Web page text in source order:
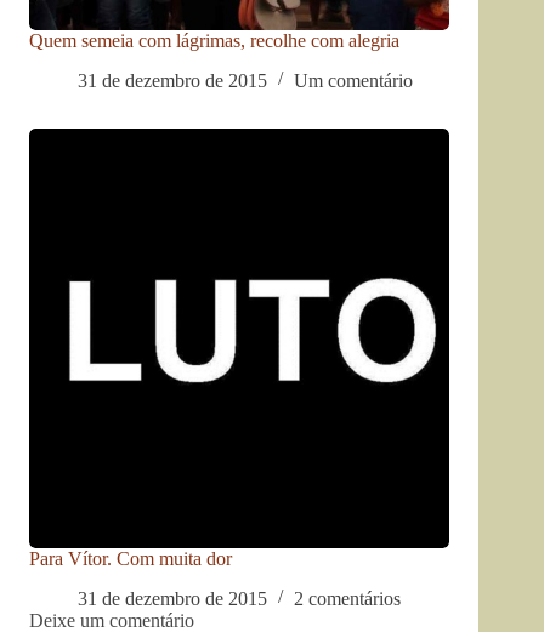
Quem semeia com lágrimas, recolhe com alegria
31 de dezembro de 2015
Um comentário
Para Vítor. Com muita dor
31 de dezembro de 2015
2 comentários
Deixe um comentário